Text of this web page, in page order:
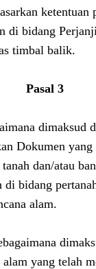
ketentuan
di bidang
timbal balik.
Pasal 3
dimaksud
Dokumen
dan/atau
di bidang
alam.
yang telah